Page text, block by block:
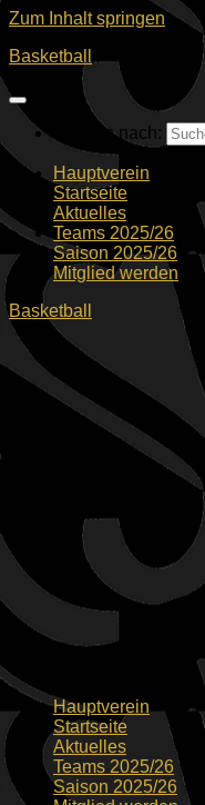
Zum Inhalt springen
Basketball
Suchen nach:
Hauptverein
Startseite
Aktuelles
Teams 2025/26
Saison 2025/26
Mitglied werden
Basketball
Hauptverein
Startseite
Aktuelles
Teams 2025/26
Saison 2025/26